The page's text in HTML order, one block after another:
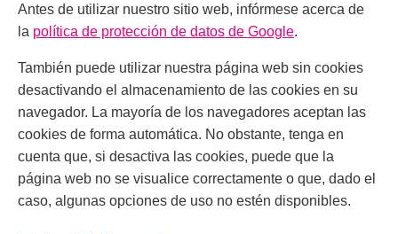
Antes de utilizar nuestro sitio web, infórmese acerca de
la política de protección de datos de Google.
También puede utilizar nuestra página web sin cookies
desactivando el almacenamiento de las cookies en su
navegador. La mayoría de los navegadores aceptan las
cookies de forma automática. No obstante, tenga en
cuenta que, si desactiva las cookies, puede que la
página web no se visualice correctamente o que, dado el
caso, algunas opciones de uso no estén disponibles.